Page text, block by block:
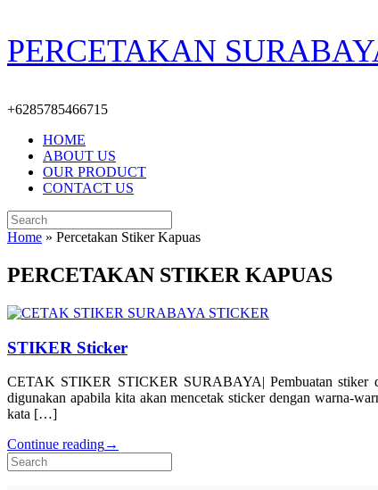
Skip
to
content
PERCETAKAN
+6285785466715
HOME
ABOUT US
OUR PRODUCT
CONTACT US
Search
for:
Home » Percetakan Stiker Kapuas
PERCETAKAN STIKER KAPUAS
STIKER Sticker
CETAK STIKER STICKER SURABAYA| Pembuatan stiker
digunakan apabila kita akan mencetak sticker dengan warna-
kata […]
Continue reading→
Search
for: